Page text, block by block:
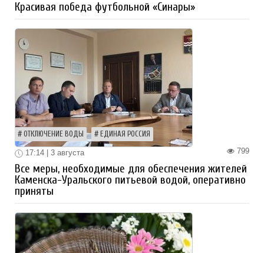
Красивая победа футбольной «Синары»
ОТКЛЮЧЕНИЕ ВОДЫ ЕДИНАЯ РОССИЯ
799
17:14 | 3 августа
Все меры, необходимые для обеспечения жителей
Каменска-Уральского питьевой водой, оперативно
приняты